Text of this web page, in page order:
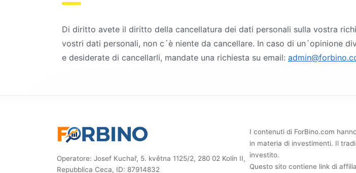
Di diritto avete il diritto della cancellatura dei dati personali sulla vostra
vostri dati personali, non c´è niente da cancellare. In caso di un´opinione
e desiderate di cancellarli, mandate una richiesta su email:
Operatore: Josef Kuchař, 5. května 1125/2, 280 02 Kolín II,
Repubblica Ceca, ID: 87914832
I contenuti di ForBino.com
in materia di investimenti. Il
investito.
Questo sito contiene link di